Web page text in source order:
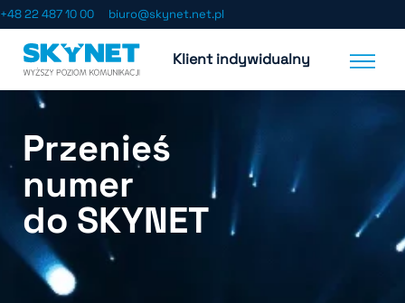
+48 22 487 10 00 biuro@skynet.net.pl
Klient indywidualny
Przenieś
numer
do SKYNET